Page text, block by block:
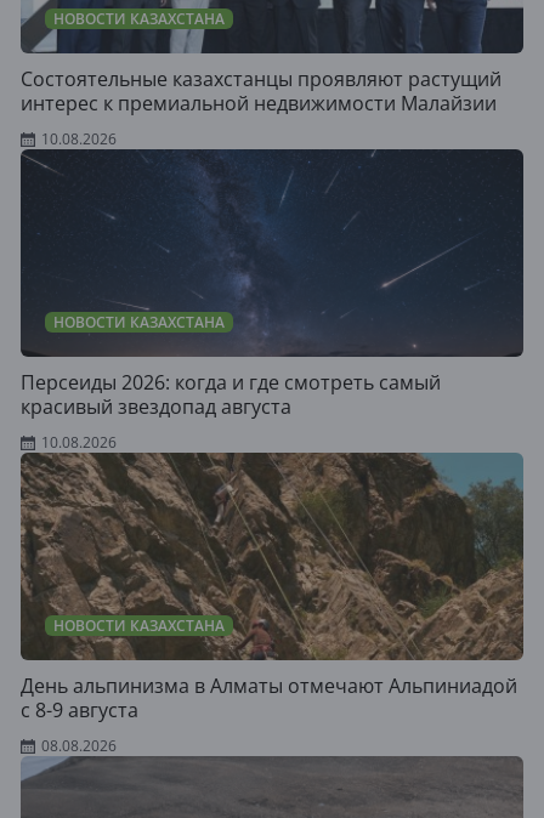
НОВОСТИ КАЗАХСТАНА
Состоятельные казахстанцы проявляют растущий
интерес к премиальной недвижимости Малайзии
10.08.2026
НОВОСТИ КАЗАХСТАНА
Персеиды 2026: когда и где смотреть самый
красивый звездопад августа
10.08.2026
НОВОСТИ КАЗАХСТАНА
День альпинизма в Алматы отмечают Альпиниадой
с 8-9 августа
08.08.2026